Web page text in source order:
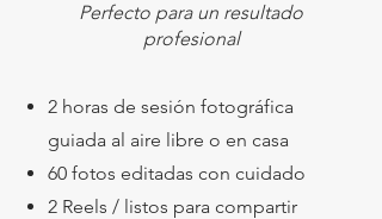
Perfecto para un resultado
profesional
2 horas de sesión fotográfica
guiada al aire libre o en casa
60 fotos editadas con cuidado
2 Reels / listos para compartir